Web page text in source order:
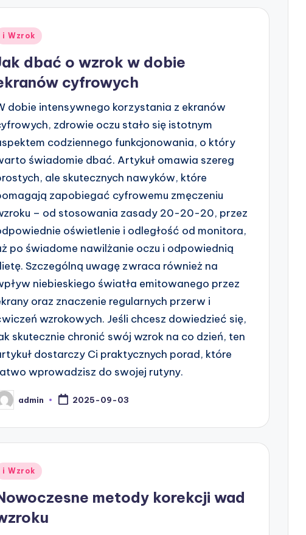
i Wzrok
dbać o wzrok w dobie
cyfrowych
dobie intensywnego korzystania z ekranów
zdrowie oczu stało się istotnym
codziennego funkcjonowania, o który
świadomie dbać. Artykuł omawia szereg
ale skutecznych nawyków, które
zapobiegać cyfrowemu zmęczeniu
– od stosowania zasady 20-20-20, przez
oświetlenie i odległość od monitora,
po świadome nawilżanie oczu i odpowiednią
Szczególną uwagę zwraca również na
niebieskiego światła emitowanego przez
oraz znaczenie regularnych przerw i
wzrokowych. Jeśli chcesz dowiedzieć się,
skutecznie chronić swój wzrok na co dzień, ten
dostarczy Ci praktycznych porad, które
wprowadzisz do swojej rutyny.
admin 2025-09-03
i Wzrok
metody korekcji wad